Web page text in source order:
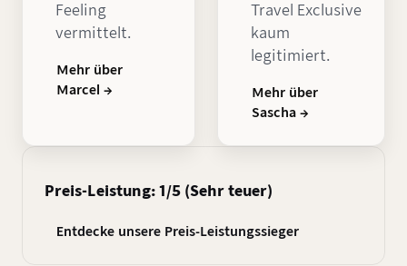
Feeling
vermittelt.
Mehr über
Marcel →
Travel Exclusive
kaum
legitimiert.
Mehr über
Sascha →
Preis-Leistung: 1/5 (Sehr teuer)
Entdecke unsere Preis-Leistungssieger